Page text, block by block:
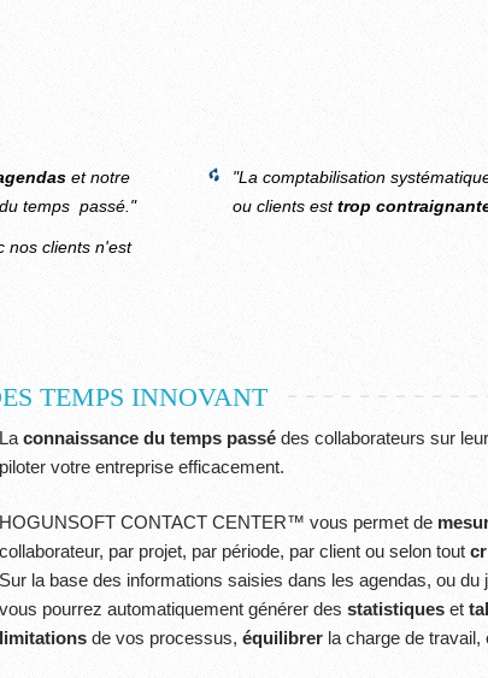
et notre
temps passé."
nos clients n'est
"La comptabilisation
ou clients esttrop
TEMPS INNOVANT
La connaissance du temps passé des collaborateurs sur
piloter votre entreprise efficacement.
HOGUNSOFT CONTACT CENTER™ vous permet de
collaborateur, par projet, par période, par client ou selon tout
Sur la base des informations saisies dans les agendas, ou du
vous pourrez automatiquement générer des statistiques et
limitations de vos processus, équilibrer la charge de travail,